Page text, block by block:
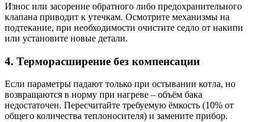
Износ или засорение обратного либо предохранительного
клапана приводит к утечкам. Осмотрите механизмы на
подтекание, при необходимости очистите седло от накипи
или установите новые детали.
4. Терморасширение без компенсации
Если параметры падают только при остывании котла, но
возвращаются в норму при нагреве – объём бака
недостаточен. Пересчитайте требуемую ёмкость (10% от
общего количества теплоносителя) и замените прибор.